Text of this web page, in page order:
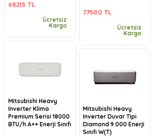
68215 TL
Ücretsiz
Kargo
Mitsubishi Heavy
Inverter Klima
Premium Serisi 18000
BTU/h A++ Enerji Sınıfı
77500 TL
Ücretsiz
Kargo
Mitsubishi Heavy
Inverter Duvar Tipi
Diamond 9.000 Enerji
Sınıfı W(T)